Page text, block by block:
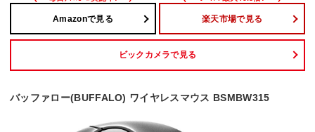
Amazonで見る 楽天市場で見る
ビックカメラで見る
バッファロー(BUFFALO) ワイヤレスマウス BSMBW315